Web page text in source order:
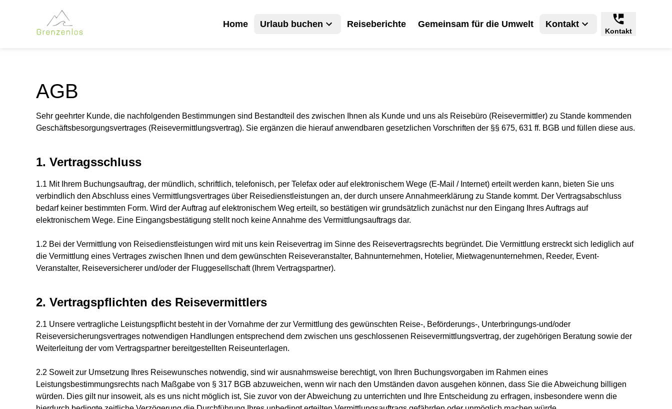
Home Urlaub buchen Reiseberichte Gemeinsam für die Umwelt Kontakt
Kontakt
AGB
Sehr geehrter Kunde, die nachfolgenden Bestimmungen sind Bestandteil des zwischen Ihnen als Kunde und uns als Reisebüro (Reisevermittler) zu Stande kommenden
Geschäftsbesorgungsvertrages (Reisevermittlungsvertrag). Sie ergänzen die hierauf anwendbaren gesetzlichen Vorschriften der §§ 675, 631 ff. BGB und füllen diese aus.
1. Vertragsschluss
1.1 Mit Ihrem Buchungsauftrag, der mündlich, schriftlich, telefonisch, per Telefax oder auf elektronischem Wege (E-Mail / Internet) erteilt werden kann, bieten Sie uns
verbindlich den Abschluss eines Vermittlungsvertrages über Reisedienstleistungen an, der durch unsere Annahmeerklärung zu Stande kommt. Der Vertragsabschluss
bedarf keiner bestimmten Form. Wird der Auftrag auf elektronischem Weg erteilt, so bestätigen wir grundsätzlich zunächst nur den Eingang Ihres Auftrags auf
elektronischem Wege. Eine Eingangsbestätigung stellt noch keine Annahme des Vermittlungsauftrags dar.
1.2 Bei der Vermittlung von Reisedienstleistungen wird mit uns kein Reisevertrag im Sinne des Reisevertragsrechts begründet. Die Vermittlung erstreckt sich lediglich auf
die Vermittlung eines Vertrages zwischen Ihnen und dem gewünschten Reiseveranstalter, Bahnunternehmen, Hotelier, Mietwagenunternehmen, Reeder, Event-
Veranstalter, Reiseversicherer und/oder der Fluggesellschaft (Ihrem Vertragspartner).
2. Vertragspflichten des Reisevermittlers
2.1 Unsere vertragliche Leistungspflicht besteht in der Vornahme der zur Vermittlung des gewünschten Reise-, Beförderungs-, Unterbringungs-und/oder
Reiseversicherungsvertrages notwendigen Handlungen entsprechend dem zwischen uns geschlossenen Reisevermittlungsvertrag, der zugehörigen Beratung sowie der
Weiterleitung der vom Vertragspartner bereitgestellten Reiseunterlagen.
2.2 Soweit zur Umsetzung Ihres Reisewunsches notwendig, sind wir ausnahmsweise berechtigt, von Ihren Buchungsvorgaben im Rahmen eines
Leistungsbestimmungsrechts nach Maßgabe von § 317 BGB abzuweichen, wenn wir nach den Umständen davon ausgehen können, dass Sie die Abweichung billigen
würden. Dies gilt nur insoweit, als es uns nicht möglich ist, Sie zuvor von der Abweichung zu unterrichten und Ihre Entscheidung zu erfragen, insbesondere wenn die